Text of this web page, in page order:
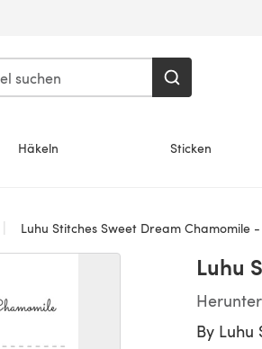
Häkeln Sticken
Luhu Stitches Sweet Dream Chamomile
Luhu
By Luhu